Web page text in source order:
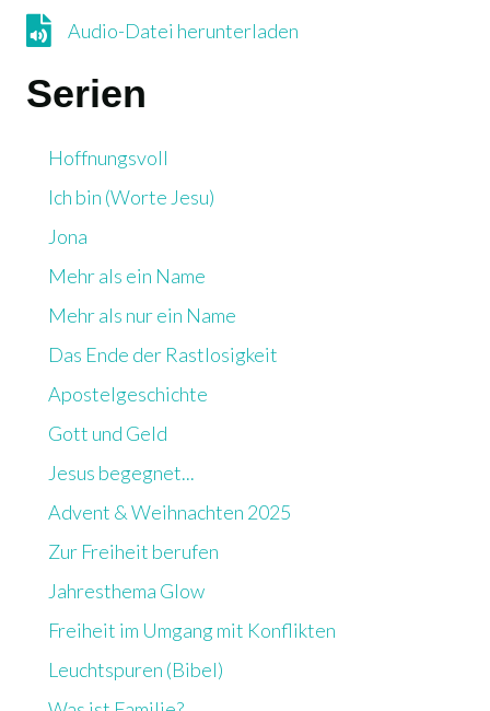
Audio-Datei herunterladen
Audio-Datei herunterladen
Serien
Hoffnungsvoll
Ich bin (Worte Jesu)
Jona
Mehr als ein Name
Mehr als nur ein Name
Das Ende der Rastlosigkeit
Apostelgeschichte
Gott und Geld
Jesus begegnet...
Advent & Weihnachten 2025
Zur Freiheit berufen
Jahresthema Glow
Freiheit im Umgang mit Konflikten
Leuchtspuren (Bibel)